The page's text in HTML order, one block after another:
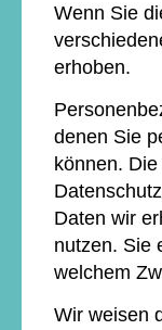
Wenn Sie
erhoben.
denen Sie
können.
Daten wir
nutzen. Sie
welchem
Wir weisen